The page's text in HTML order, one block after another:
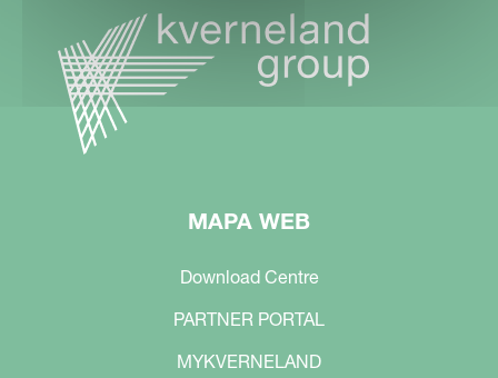
MAPA WEB
Download Centre
PARTNER PORTAL
MYKVERNELAND